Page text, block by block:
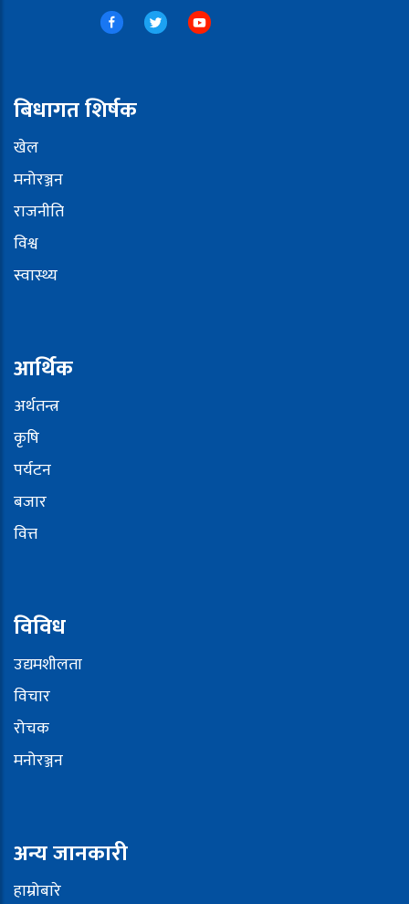
बिधागत शिर्षक
खेल
मनोरञ्जन
राजनीति
विश्व
स्वास्थ्य
आर्थिक
अर्थतन्त्र
कृषि
पर्यटन
बजार
वित्त
विविध
उद्यमशीलता
विचार
रोचक
मनोरञ्जन
अन्य जानकारी
हाम्रोबारे